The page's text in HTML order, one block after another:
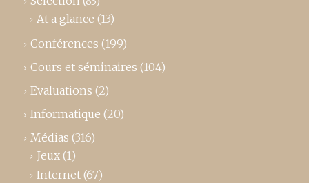
At a glance (13)
Conférences (199)
Cours et séminaires (104)
Evaluations (2)
Informatique (20)
Médias (316)
Jeux (1)
Internet (67)